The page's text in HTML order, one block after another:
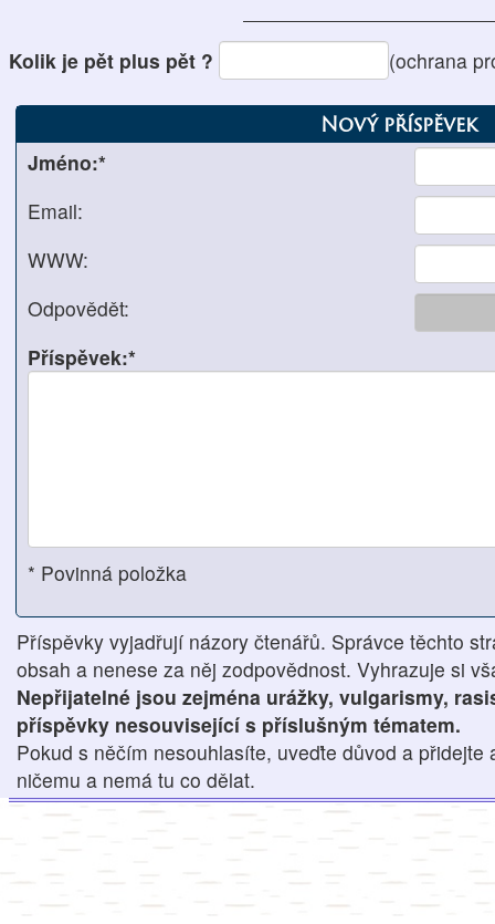
Kolik je pět plus pět ? (ochrana
Nový příspěvek
Jméno:*
Email:
WWW:
Odpovědět:
Příspěvek:*
* Povinná položka
Příspěvky vyjadřují názory čtenářů. Správce těchto
obsah a nenese za něj zodpovědnost. Vyhrazuje si
Nepřijatelné jsou zejména urážky, vulgarismy,
příspěvky nesouvisející s příslušným tématem.
Pokud s něčím nesouhlasíte, uveďte důvod a přidejte
ničemu a nemá tu co dělat.